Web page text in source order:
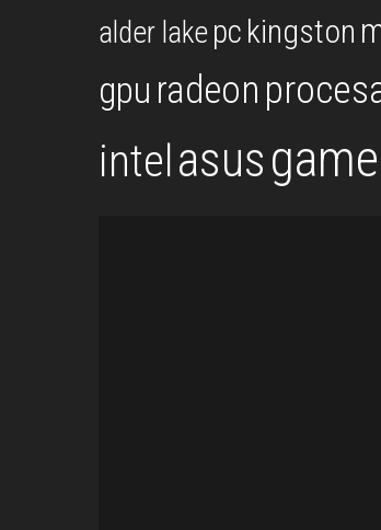
alder lakepc kingston
gpu radeon
intelasus